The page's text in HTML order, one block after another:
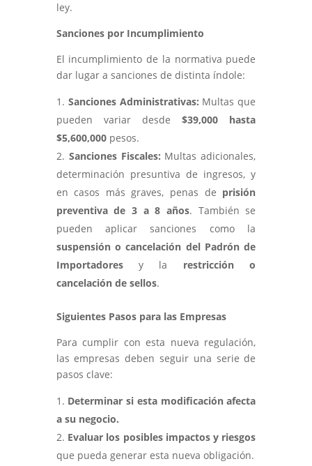
ley.
Sanciones por Incumplimiento
El incumplimiento de la normativa puede
dar lugar a sanciones de distinta índole:
Sanciones Administrativas: Multas que
pueden variar desde$39,000 hasta
$5,600,000pesos.
Sanciones Fiscales: Multas adicionales,
determinación presuntiva de ingresos, y
en casos más graves, penas de prisión
preventiva de 3 a 8 años. También se
pueden aplicar sanciones como la
suspensión o cancelación del Padrón de
Importadoresy la restricción o
cancelación de sellos.
Siguientes Pasos para las Empresas
Para cumplir con esta nueva regulación,
las empresas deben seguir una serie de
pasos clave:
Determinar si esta modificación afecta
a su negocio.
Evaluar los posibles impactos y riesgos
que pueda generar esta nueva obligación.